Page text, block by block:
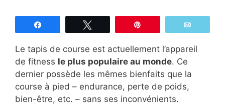
Le tapis de course est actuellement l’appareil
de fitness le plus populaire au monde. Ce
dernier possède les mêmes bienfaits que la
course à pied – endurance, perte de poids,
bien-être, etc. – sans ses inconvénients.